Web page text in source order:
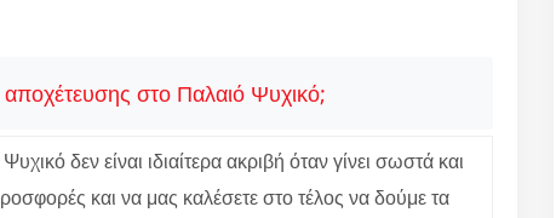
αποχέτευσης στο Παλαιό Ψυχικό;
δεν είναι ιδιαίτερα ακριβή όταν γίνει σωστά και
και να μας καλέσετε στο τέλος να δούμε τα